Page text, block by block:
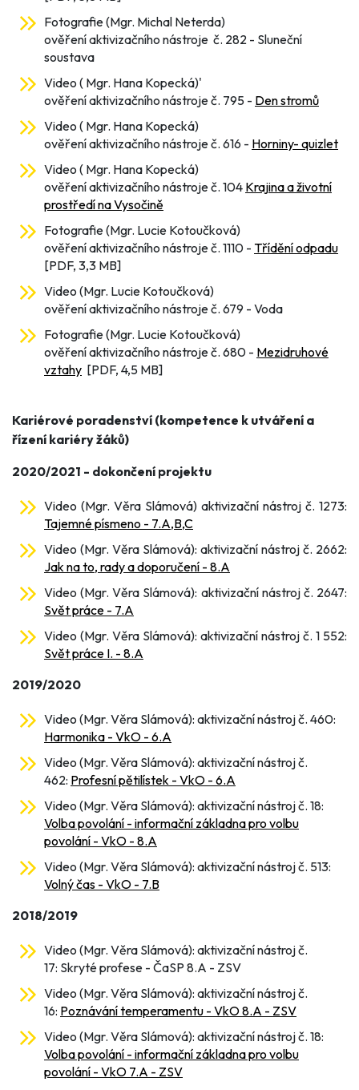
Fotografie (Mgr. Michal Neterda)
ověření aktivizačního nástroje č. 282 - Sluneční
soustava
Video ( Mgr. Hana Kopecká)'
ověření aktivizačního nástroje č. 795 - Den stromů
Video ( Mgr. Hana Kopecká)
ověření aktivizačního nástroje č. 616 - Horniny- quizlet
Video ( Mgr. Hana Kopecká)
ověření aktivizačního nástroje č. 104 Krajina a životní
prostředí na Vysočině
Fotografie (Mgr. Lucie Kotoučková)
ověření aktivizačního nástroje č. 1110 - Třídění odpadu
[PDF, 3,3 MB]
Video (Mgr. Lucie Kotoučková)
ověření aktivizačního nástroje č. 679 - Voda
Fotografie (Mgr. Lucie Kotoučková)
ověření aktivizačního nástroje č. 680 - Mezidruhové
vztahy [PDF, 4,5 MB]
Kariérové poradenství (kompetence k utváření a
řízení kariéry žáků)
2020/2021 - dokončení projektu
Video (Mgr. Věra Slámová) aktivizační nástroj č. 1273:
Tajemné písmeno - 7.A,B,C
Video (Mgr. Věra Slámová): aktivizační nástroj č. 2662:
Jak na to, rady a doporučení - 8.A
Video (Mgr. Věra Slámová): aktivizační nástroj č. 2647:
Svět práce - 7.A
Video (Mgr. Věra Slámová): aktivizační nástroj č. 1 552:
Svět práce I. - 8.A
2019/2020
Video (Mgr. Věra Slámová): aktivizační nástroj č. 460:
Harmonika - VkO - 6.A
Video (Mgr. Věra Slámová): aktivizační nástroj č.
462: Profesní pětilístek - VkO - 6.A
Video (Mgr. Věra Slámová): aktivizační nástroj č. 18:
Volba povolání - informační základna pro volbu
povolání - VkO - 8.A
Video (Mgr. Věra Slámová): aktivizační nástroj č. 513:
Volný čas - VkO - 7.B
2018/2019
Video (Mgr. Věra Slámová): aktivizační nástroj č.
17: Skryté profese - ČaSP 8.A - ZSV
Video (Mgr. Věra Slámová): aktivizační nástroj č.
16: Poznávání temperamentu - VkO 8.A - ZSV
Video (Mgr. Věra Slámová): aktivizační nástroj č. 18:
Volba povolání - informační základna pro volbu
povolání - VkO 7.A - ZSV